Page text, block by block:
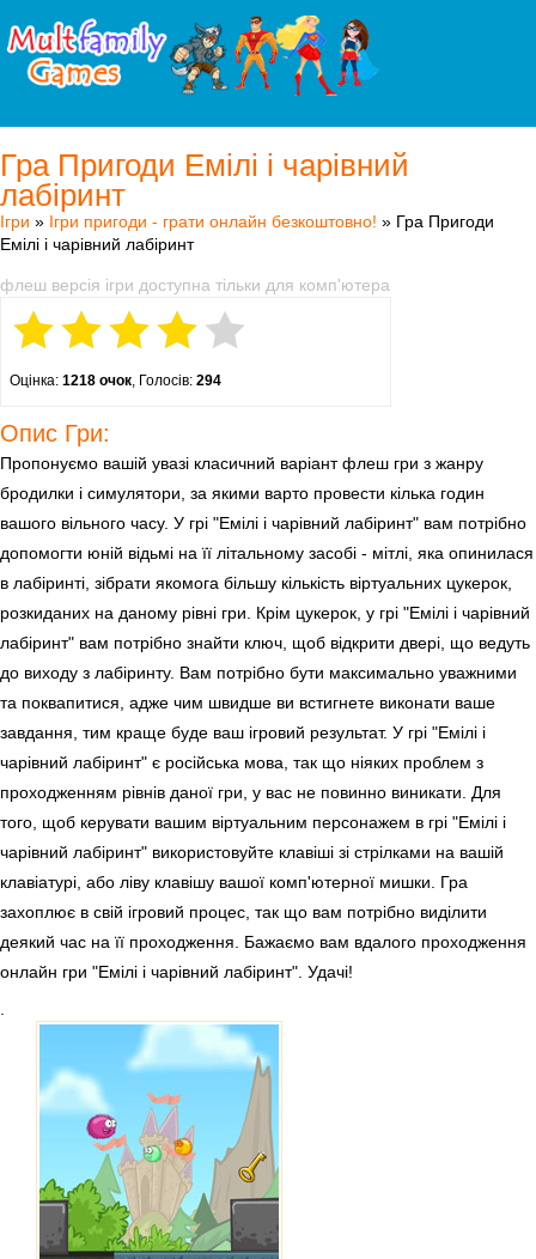
Гра Пригоди Емілі і чарівний
лабіринт
Ігри » Ігри пригоди - грати онлайн безкоштовно! » Гра Пригоди
Емілі і чарівний лабіринт
флеш версія ігри доступна тільки для комп'ютера
Оцінка: 1218 очок, Голосів: 294
Опис Гри:
Пропонуємо вашій увазі класичний варіант флеш гри з жанру
бродилки і симулятори, за якими варто провести кілька годин
вашого вільного часу. У грі "Емілі і чарівний лабіринт" вам потрібно
допомогти юній відьмі на її літальному засобі - мітлі, яка опинилася
в лабіринті, зібрати якомога більшу кількість віртуальних цукерок,
розкиданих на даному рівні гри. Крім цукерок, у грі "Емілі і чарівний
лабіринт" вам потрібно знайти ключ, щоб відкрити двері, що ведуть
до виходу з лабіринту. Вам потрібно бути максимально уважними
та поквапитися, адже чим швидше ви встигнете виконати ваше
завдання, тим краще буде ваш ігровий результат. У грі "Емілі і
чарівний лабіринт" є російська мова, так що ніяких проблем з
проходженням рівнів даної гри, у вас не повинно виникати. Для
того, щоб керувати вашим віртуальним персонажем в грі "Емілі і
чарівний лабіринт" використовуйте клавіші зі стрілками на вашій
клавіатурі, або ліву клавішу вашої комп'ютерної мишки. Гра
захоплює в свій ігровий процес, так що вам потрібно виділити
деякий час на її проходження. Бажаємо вам вдалого проходження
онлайн гри "Емілі і чарівний лабіринт". Удачі!